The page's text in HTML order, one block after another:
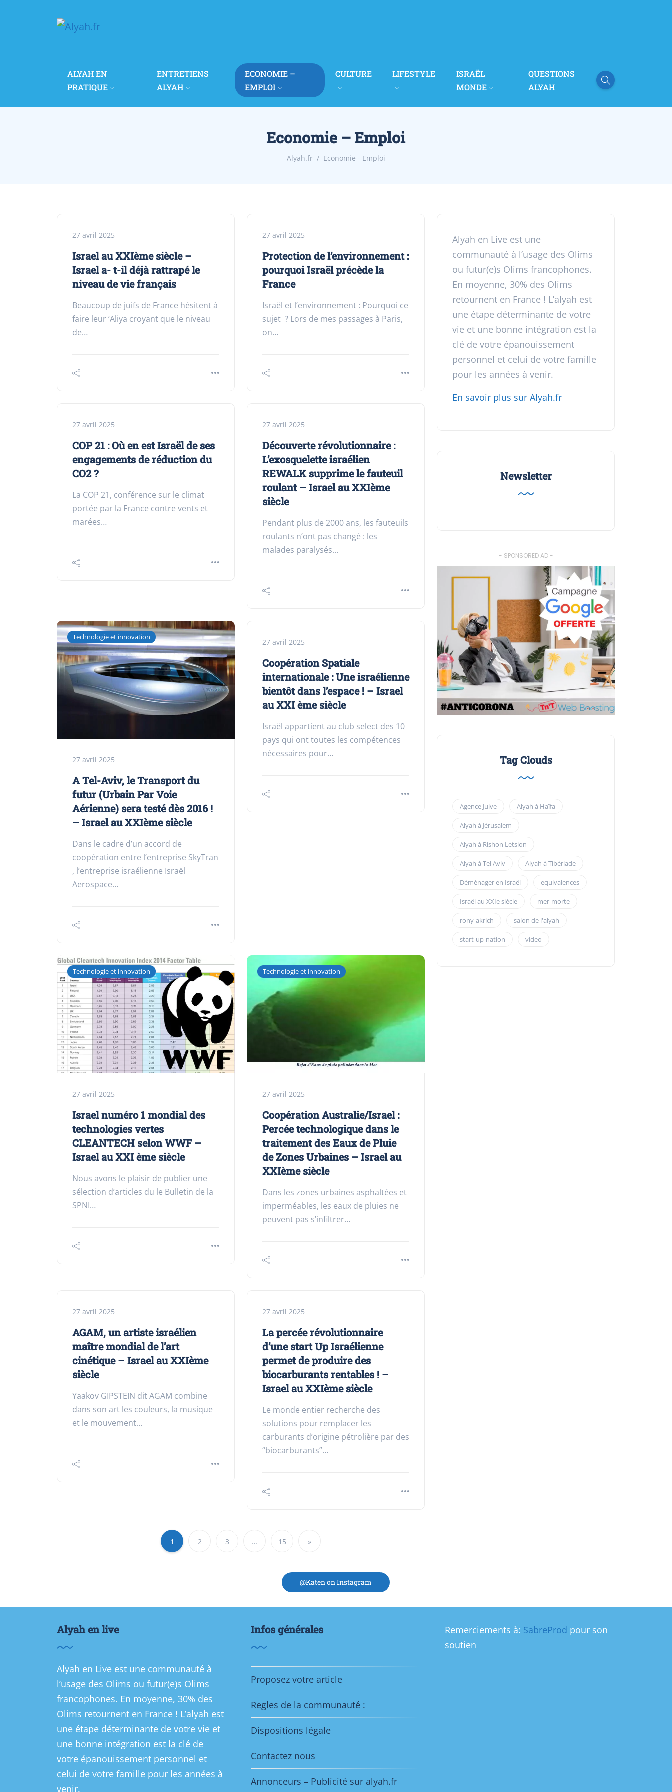
ALYAH EN
PRATIQUE
ENTRETIENS
ALYAH
ECONOMIE –
EMPLOI
CULTURE LIFESTYLE
ISRAËL
MONDE
QUESTIONS
ALYAH
Economie – Emploi
Alyah.fr Economie - Emploi
27 avril 2025
Israel au XXIème siècle –
Israel a- t-il déjà rattrapé le
niveau de vie français
Beaucoup de juifs de France hésitent à
faire leur ‘Aliya croyant que le niveau
de…
27 avril 2025
Protection de l’environnement :
pourquoi Israël précède la
France
Israël et l’environnement : Pourquoi ce
sujet ? Lors de mes passages à Paris,
on…
27 avril 2025
COP 21 : Où en est Israël de ses
engagements de réduction du
CO2 ?
La COP 21, conférence sur le climat
portée par la France contre vents et
marées…
27 avril 2025
Découverte révolutionnaire :
L’exosquelette israélien
REWALK supprime le fauteuil
roulant – Israel au XXIème
siècle
Pendant plus de 2000 ans, les fauteuils
roulants n’ont pas changé : les
malades paralysés…
Technologie et innovation
27 avril 2025
A Tel-Aviv, le Transport du
futur (Urbain Par Voie
Aérienne) sera testé dès 2016 !
– Israel au XXIème siècle
Dans le cadre d’un accord de
coopération entre l’entreprise SkyTran
, l’entreprise israélienne Israël
Aerospace…
27 avril 2025
Coopération Spatiale
internationale : Une israélienne
bientôt dans l’espace ! – Israel
au XXI ème siècle
Israël appartient au club select des 10
pays qui ont toutes les compétences
nécessaires pour…
Technologie et innovation
27 avril 2025
Israel numéro 1 mondial des
technologies vertes
CLEANTECH selon WWF –
Israel au XXI ème siècle
Nous avons le plaisir de publier une
sélection d’articles du le Bulletin de la
SPNI…
Technologie et innovation
27 avril 2025
Coopération Australie/Israel :
Percée technologique dans le
traitement des Eaux de Pluie
de Zones Urbaines – Israel au
XXIème siècle
Dans les zones urbaines asphaltées et
imperméables, les eaux de pluies ne
peuvent pas s’infiltrer…
27 avril 2025
AGAM, un artiste israélien
maître mondial de l’art
cinétique – Israel au XXIème
siècle
Yaakov GIPSTEIN dit AGAM combine
dans son art les couleurs, la musique
et le mouvement…
27 avril 2025
La percée révolutionnaire
d’une start Up Israélienne
permet de produire des
biocarburants rentables ! –
Israel au XXIème siècle
Le monde entier recherche des
solutions pour remplacer les
carburants d’origine pétrolière par des
“biocarburants”…
1 2 3 … 15 »
Alyah en Live est une
communauté à l’usage des Olims
ou futur(e)s Olims francophones.
En moyenne, 30% des Olims
retournent en France ! L’alyah est
une étape déterminante de votre
vie et une bonne intégration est la
clé de votre épanouissement
personnel et celui de votre famille
pour les années à venir.
En savoir plus sur Alyah.fr
Newsletter
- SPONSORED AD -
Tag Clouds
Agence Juive Alyah à Haïfa
Alyah à Jérusalem
Alyah à Rishon Letsion
Alyah à Tel Aviv Alyah à Tibériade
Déménager en Israël equivalences
Israël au XXIe siècle mer-morte
rony-akrich salon de l'alyah
start-up-nation video
@Katen on Instagram
Alyah en live
Alyah en Live est une communauté à
l’usage des Olims ou futur(e)s Olims
francophones. En moyenne, 30% des
Olims retournent en France ! L’alyah est
une étape déterminante de votre vie et
une bonne intégration est la clé de
votre épanouissement personnel et
celui de votre famille pour les années à
venir.
Infos générales
Proposez votre article
Regles de la communauté :
Dispositions légale
Contactez nous
Annonceurs – Publicité sur alyah.fr
Remerciements à: SabreProd pour son
soutien